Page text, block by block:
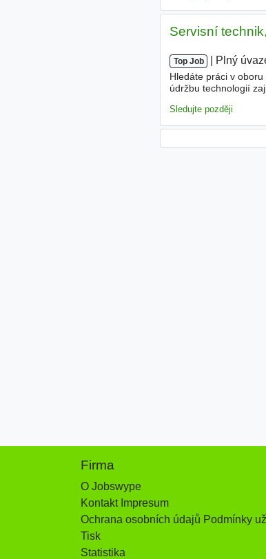
Servisní
Top Job Plný
Hledáte práci v
údržbu technologií
Sledujte později
Firma
O Jobswype
Kontakt Impresum
Ochrana osobních údajů Podmínky
Tisk
Statistika